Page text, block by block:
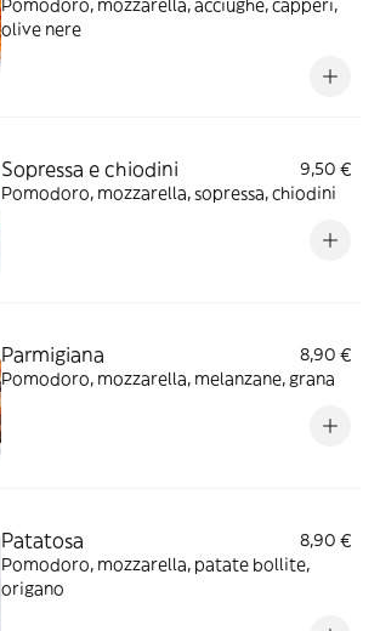
olive nere
Sopressa e chiodini
9,50 €
Pomodoro, mozzarella, sopressa, chiodini
Parmigiana
8,90 €
Pomodoro, mozzarella, melanzane, grana
Patatosa
8,90 €
Pomodoro, mozzarella, patate bollite,
origano